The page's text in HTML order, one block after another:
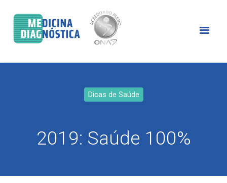
Dicas de Saúde
2019: Saúde 100%